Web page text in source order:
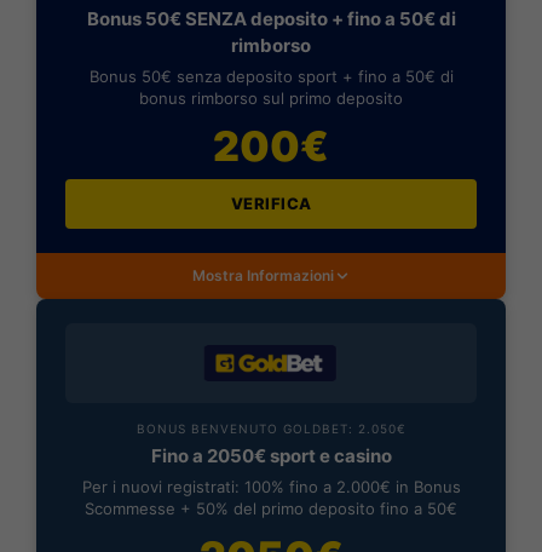
Bonus 50€ SENZA deposito + fino a 50€ di
rimborso
Bonus 50€ senza deposito sport + fino a 50€ di
bonus rimborso sul primo deposito
200€
VERIFICA
Mostra Informazioni
BONUS BENVENUTO GOLDBET: 2.050€
Fino a 2050€ sport e casino
Per i nuovi registrati: 100% fino a 2.000€ in Bonus
Scommesse + 50% del primo deposito fino a 50€